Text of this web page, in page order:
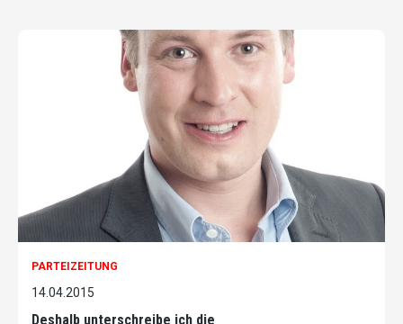
PARTEIZEITUNG
14.04.2015
Deshalb unterschreibe ich die